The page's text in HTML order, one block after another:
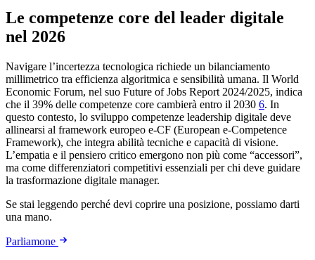
Le competenze core del leader digitale
nel 2026
Navigare l’incertezza tecnologica richiede un bilanciamento
millimetrico tra efficienza algoritmica e sensibilità umana. Il World
Economic Forum, nel suo Future of Jobs Report 2024/2025, indica
che il 39% delle competenze core cambierà entro il 2030 6. In
questo contesto, lo sviluppo competenze leadership digitale deve
allinearsi al framework europeo e-CF (European e-Competence
Framework), che integra abilità tecniche e capacità di visione.
L’empatia e il pensiero critico emergono non più come “accessori”,
ma come differenziatori competitivi essenziali per chi deve guidare
la trasformazione digitale manager.
Se stai leggendo perché devi coprire una posizione, possiamo darti
una mano.
Parliamone